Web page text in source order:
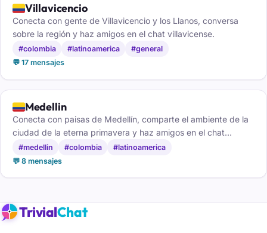
🇨🇴Villavicencio
Conecta con gente de Villavicencio y los Llanos, conversa
sobre la región y haz amigos en el chat villavicense.
#colombia #latinoamerica
#general
💬 17 mensajes
🇨🇴Medellin
Conecta con paisas de Medellín, comparte el ambiente de la
ciudad de la eterna primavera y haz amigos en el chat
medellinense.
#medellin #colombia
#latinoamerica
💬 8 mensajes
TrivialChat